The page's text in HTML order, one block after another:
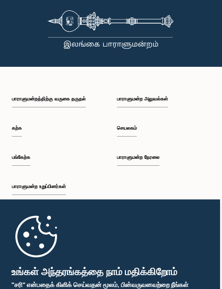
உங்கள் அந்தரங்கத்தை நாம் மதிக்கிறோம்
"சரி" என்பதைக் கிளிக் செய்வதன் மூலம், பின்வருவனவற்றை நீங்கள்
பாராளுமன்றத்திற்கு வருகை தருதல்
கற்க
பங்கேற்க
பாராளுமன்ற உறுப்பினர்கள்
முதற்பக்கம்
பாராளுமன்ற அலுவல்கள்
செயலகம்
பாராளுமன்ற நேரலை
பாராளுமன்ற கையடக்க செயலி